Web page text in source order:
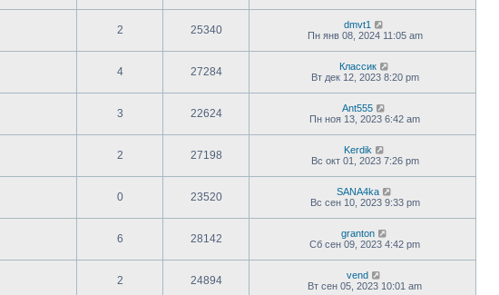
2 25340
dmvt1
Пн янв 08, 2024 11:05 am
4 27284
Классик
Вт дек 12, 2023 8:20 pm
3 22624
Ant555
Пн ноя 13, 2023 6:42 am
2 27198
Kerdik
Вс окт 01, 2023 7:26 pm
0 23520
SANA4ka
Вс сен 10, 2023 9:33 pm
6 28142
granton
Сб сен 09, 2023 4:42 pm
2 24894
vend
Вт сен 05, 2023 10:01 am